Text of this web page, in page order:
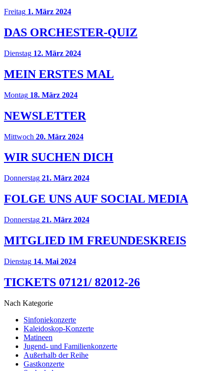
Freitag 1. März 2024
DAS ORCHESTER-QUIZ
Dienstag 12. März 2024
MEIN ERSTES MAL
Montag 18. März 2024
NEWSLETTER
Mittwoch 20. März 2024
WIR SUCHEN DICH
Donnerstag 21. März 2024
FOLGE UNS AUF SOCIAL MEDIA
Donnerstag 21. März 2024
MITGLIED IM FREUNDES­KREIS
Dienstag 14. Mai 2024
TICKETS 07121/ 82012-26
Nach Kategorie
Sinfoniekonzerte
Kaleidoskop-Konzerte
Matineen
Jugend- und Familienkonzerte
Außerhalb der Reihe
Gastkonzerte